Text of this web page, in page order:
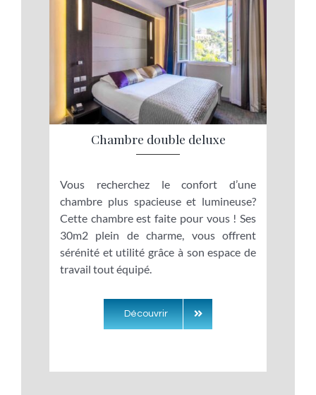
Chambre double deluxe
Vous recherchez le confort d’une
chambre plus spacieuse et lumineuse?
Cette chambre est faite pour vous ! Ses
30m2 plein de charme, vous offrent
sérénité et utilité grâce à son espace de
travail tout équipé.
Découvrir